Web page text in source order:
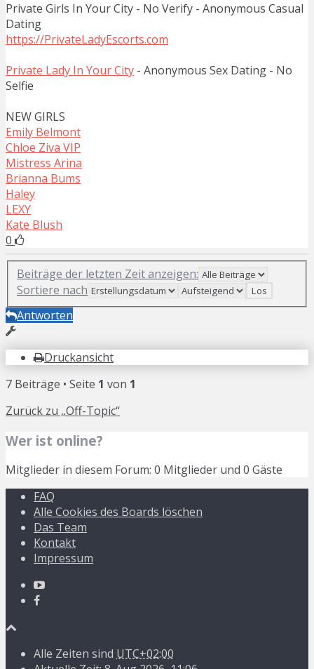
Private Girls In Your City - No Verify - Anonymous Casual
Dating
https://PrivateLadyEscorts.com
Private Lady In Your City - Anonymous Sex Dating - No
Selfie
NEW GIRLS
Emily Belmont
Chloe Ziva VIP
Mistress Arina
Brianna Bums
Haley
LEXY
Kate Blush
0
Beiträge der letzten Zeit anzeigen:
Sortiere nach
Antworten
Druckansicht
7 Beiträge • Seite 1 von 1
Zurück zu „Off-Topic“
Wer ist online?
Mitglieder in diesem Forum: 0 Mitglieder und 0 Gäste
FAQ
Alle Cookies des Boards löschen
Das Team
Kontakt
Impressum
Alle Zeiten sind UTC+02:00